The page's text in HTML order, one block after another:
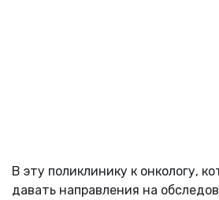
В эту поликлинику к онкологу,
давать направления на